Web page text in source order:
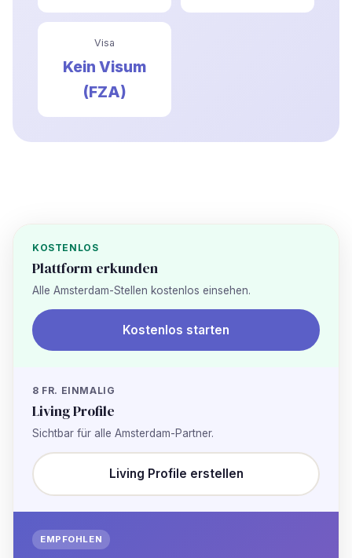
Visa
Kein Visum
(FZA)
KOSTENLOS
Plattform erkunden
Alle Amsterdam-Stellen kostenlos einsehen.
Kostenlos starten
8 FR. EINMALIG
Living Profile
Sichtbar für alle Amsterdam-Partner.
Living Profile erstellen
EMPFOHLEN